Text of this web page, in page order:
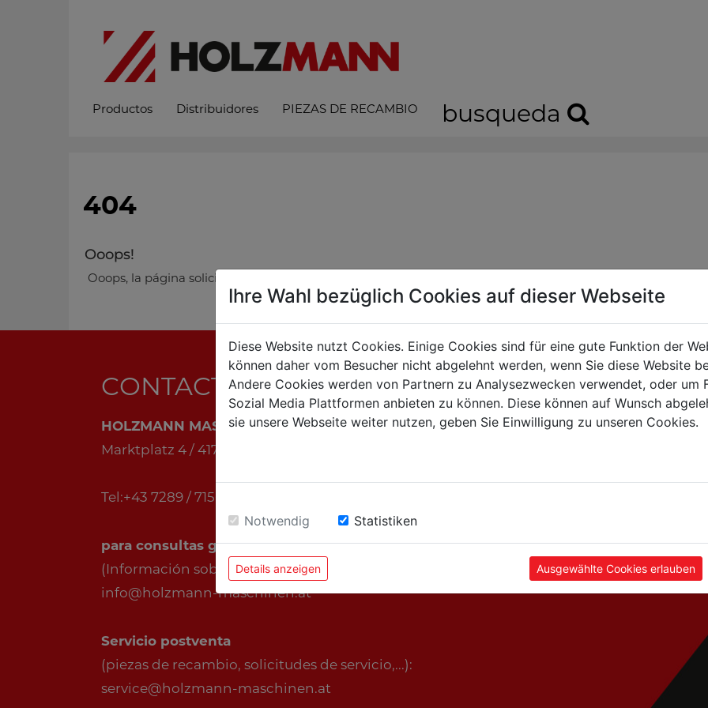
Productos Distribuidores PIEZAS DE RECAMBIO busqueda
404
Ooops!
Ooops, la página solicitada no se pudo encontrar! (ir a la página de inicio)
CONTACTO
HOLZMANN MASCHINEN GmbH
Marktplatz 4 / 4170 Haslach / Austria
Tel:+43 7289 / 71562-0
para consultas generales
(Información sobre productos, empresa,...):
info@holzmann-maschinen.at
Servicio postventa
(piezas de recambio, solicitudes de servicio,...):
service@holzmann-maschinen.at
Ihre Wahl bezüglich Cookies auf dieser Webseite
Diese Website nutzt Cookies. Einige Cookies sind für eine gute Funktion der
können daher vom Besucher nicht abgelehnt werden, wenn Sie diese Website
Andere Cookies werden von Partnern zu Analysezwecken verwendet, oder um
Sozial Media Plattformen anbieten zu können. Diese können auf Wunsch
sie unsere Webseite weiter nutzen, geben Sie Einwilligung zu unseren Cookies.
Notwendig Statistiken
Details anzeigen Ausgewählte Cookies erlauben